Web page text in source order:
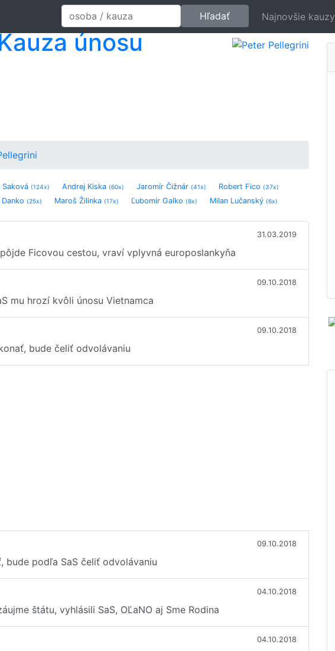
Najnovšie kauzy
únosu
Saková (124x) Andrej Kiska (60x) Jaromír Čižnár (41x) Robert Fico (37x)
(25x) Maroš Žilinka (17x) Ľubomír Galko (8x) Milan Lučanský (6x)
31.03.2019
Ficovou cestou, vraví vplyvná europoslankyňa
09.10.2018
mu hrozí kvôli únosu Vietnamca
09.10.2018
bude čeliť odvolávaniu
09.10.2018
bude podľa SaS čeliť odvolávaniu
04.10.2018
štátu, vyhlásili SaS, OĽaNO aj Sme Rodina
04.10.2018